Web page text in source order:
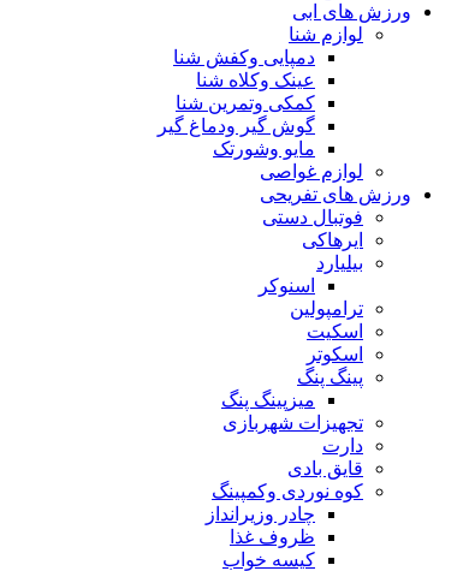
ورزش های ابی
لوازم شنا
دمپایی وکفش شنا
عینک وکلاه شنا
کمکی وتمرین شنا
گوش گیر ودماغ گیر
مایو وشورتک
لوازم غواصی
ورزش های تفریحی
فوتبال دستی
ایرهاکی
بیلیارد
اسنوکر
ترامپولین
اسکیت
اسکوتر
پینگ پنگ
میزپینگ پنگ
تجهیزات شهربازی
دارت
قایق بادی
کوه نوردی وکمپینگ
چادر وزیرانداز
ظروف غذا
کیسه خواب